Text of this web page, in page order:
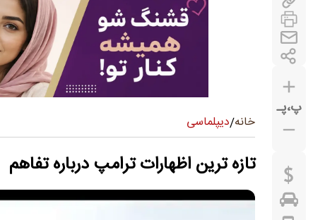
پ،پـ
خانه/دیپلماسی
تازه ترین اظهارات ترامپ درباره تفاهم